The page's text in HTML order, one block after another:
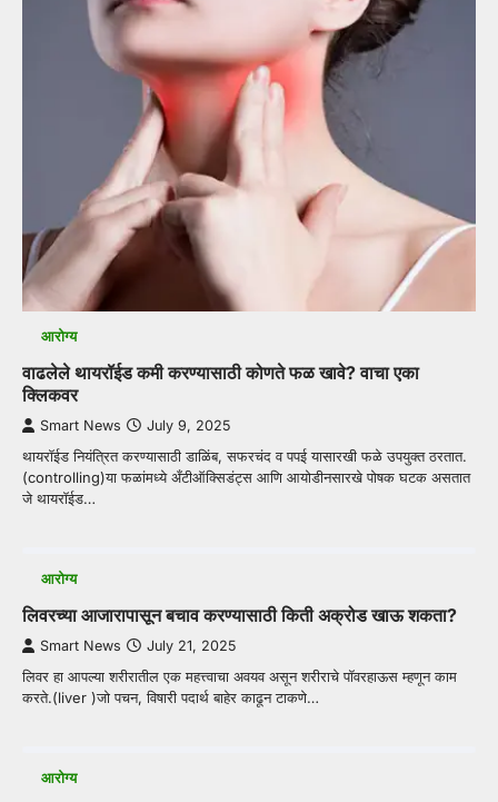
आरोग्य
वाढलेले थायरॉईड कमी करण्यासाठी कोणते फळ खावे? वाचा एका
क्लिकवर
Smart News July 9, 2025
थायरॉईड नियंत्रित करण्यासाठी डाळिंब, सफरचंद व पपई यासारखी फळे उपयुक्त ठरतात.
(controlling)या फळांमध्ये अँटीऑक्सिडंट्स आणि आयोडीनसारखे पोषक घटक असतात
जे थायरॉईड…
आरोग्य
लिवरच्या आजारापासून बचाव करण्यासाठी किती अक्रोड खाऊ शकता?
Smart News July 21, 2025
लिवर हा आपल्या शरीरातील एक महत्त्वाचा अवयव असून शरीराचे पॉवरहाऊस म्हणून काम
करते.(liver )जो पचन, विषारी पदार्थ बाहेर काढून टाकणे…
आरोग्य